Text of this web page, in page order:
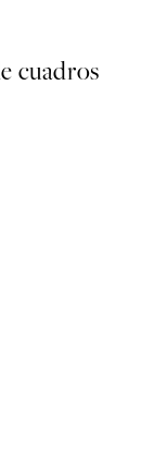
cuadros